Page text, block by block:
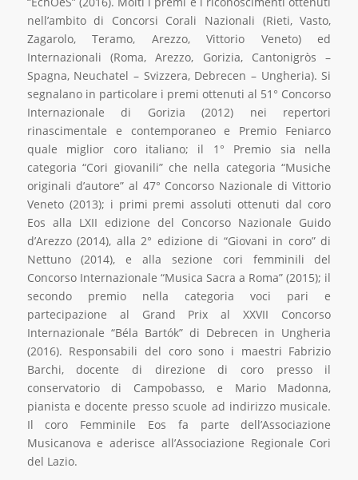
nell’ambito di Concorsi Corali Nazionali (Rieti, Vasto,
Zagarolo, Teramo, Arezzo, Vittorio Veneto) ed
Internazionali (Roma, Arezzo, Gorizia, Cantonigròs –
Spagna, Neuchatel – Svizzera, Debrecen – Ungheria). Si
segnalano in particolare i premi ottenuti al 51° Concorso
Internazionale di Gorizia (2012) nei repertori
rinascimentale e contemporaneo e Premio Feniarco
quale miglior coro italiano; il 1° Premio sia nella
categoria “Cori giovanili” che nella categoria “Musiche
originali d’autore” al 47° Concorso Nazionale di Vittorio
Veneto (2013); i primi premi assoluti ottenuti dal coro
Eos alla LXII edizione del Concorso Nazionale Guido
d’Arezzo (2014), alla 2° edizione di “Giovani in coro” di
Nettuno (2014), e alla sezione cori femminili del
Concorso Internazionale “Musica Sacra a Roma” (2015); il
secondo premio nella categoria voci pari e
partecipazione al Grand Prix al XXVII Concorso
Internazionale “Béla Bartók” di Debrecen in Ungheria
(2016). Responsabili del coro sono i maestri Fabrizio
Barchi, docente di direzione di coro presso il
conservatorio di Campobasso, e Mario Madonna,
pianista e docente presso scuole ad indirizzo musicale.
Il coro Femminile Eos fa parte dell’Associazione
Musicanova e aderisce all’Associazione Regionale Cori
del Lazio.